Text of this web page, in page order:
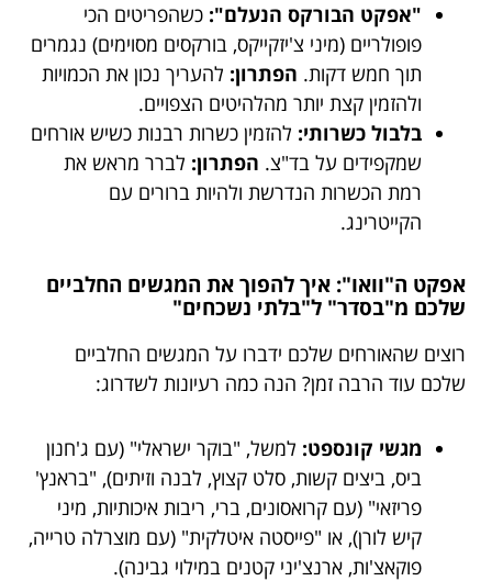
"אפקט הבורקס הנעלם": כשהפריטים הכי
פופולריים (מיני צ'יזקייקס, בורקסים מסוימים) נגמרים
תוך חמש דקות. הפתרון: להעריך נכון את הכמויות
ולהזמין קצת יותר מהלהיטים הצפויים.
בלבול כשרותי: להזמין כשרות רבנות כשיש אורחים
שמקפידים על בד"צ. הפתרון: לברר מראש את
רמת הכשרות הנדרשת ולהיות ברורים עם
הקייטרינג.
אפקט ה"וואו": איך להפוך את המגשים החלביים
שלכם מ"בסדר" ל"בלתי נשכחים"
רוצים שהאורחים שלכם ידברו על המגשים החלביים
שלכם עוד הרבה זמן? הנה כמה רעיונות לשדרוג:
מגשי קונספט: למשל, "בוקר ישראלי" (עם ג'חנון
ביס, ביצים קשות, סלט קצוץ, לבנה וזיתים), "בראנץ'
פריזאי" (עם קרואסונים, ברי, ריבות איכותיות, מיני
קיש לורן), או "פייסטה איטלקית" (עם מוצרלה טרייה,
פוקאצ'ות, ארנצ'יני קטנים במילוי גבינה).